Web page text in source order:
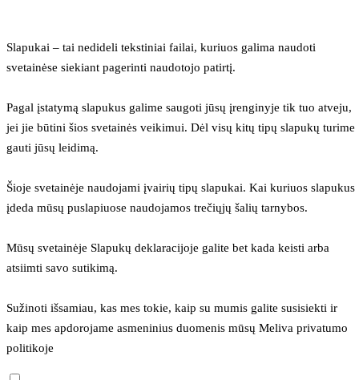
Slapukai – tai nedideli tekstiniai failai, kuriuos galima naudoti
svetainėse siekiant pagerinti naudotojo patirtį.
Pagal įstatymą slapukus galime saugoti jūsų įrenginyje tik tuo atveju,
jei jie būtini šios svetainės veikimui. Dėl visų kitų tipų slapukų turime
gauti jūsų leidimą.
Šioje svetainėje naudojami įvairių tipų slapukai. Kai kuriuos slapukus
įdeda mūsų puslapiuose naudojamos trečiųjų šalių tarnybos.
Mūsų svetainėje Slapukų deklaracijoje galite bet kada keisti arba
atsiimti savo sutikimą.
Sužinoti išsamiau, kas mes tokie, kaip su mumis galite susisiekti ir
kaip mes apdorojame asmeninius duomenis mūsų Meliva privatumo
politikoje